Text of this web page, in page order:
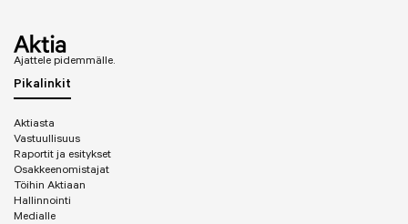
Ajattele pidemmälle.
Pikalinkit
Aktiasta
Vastuullisuus
Raportit ja esitykset
Osakkeenomistajat
Töihin Aktiaan
Hallinnointi
Medialle